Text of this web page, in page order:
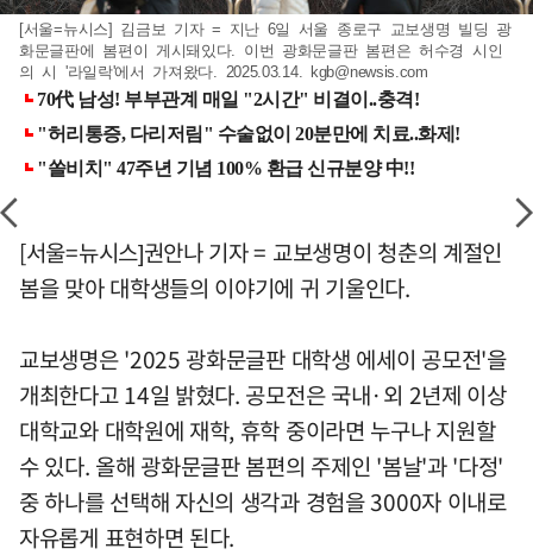
[서울=뉴시스] 김금보 기자 = 지난 6일 서울 종로구 교보생명 빌딩 광
화문글판에 봄편이 게시돼있다. 이번 광화문글판 봄편은 허수경 시인
의 시 '라일락'에서 가져왔다. 2025.03.14.
kgb@newsis.com
[서울=뉴시스]권안나 기자 = 교보생명이 청춘의 계절인
봄을 맞아 대학생들의 이야기에 귀 기울인다.
교보생명은 '2025 광화문글판 대학생 에세이 공모전'을
개최한다고 14일 밝혔다. 공모전은 국내·외 2년제 이상
대학교와 대학원에 재학, 휴학 중이라면 누구나 지원할
수 있다. 올해 광화문글판 봄편의 주제인 '봄날'과 '다정'
중 하나를 선택해 자신의 생각과 경험을 3000자 이내로
자유롭게 표현하면 된다.